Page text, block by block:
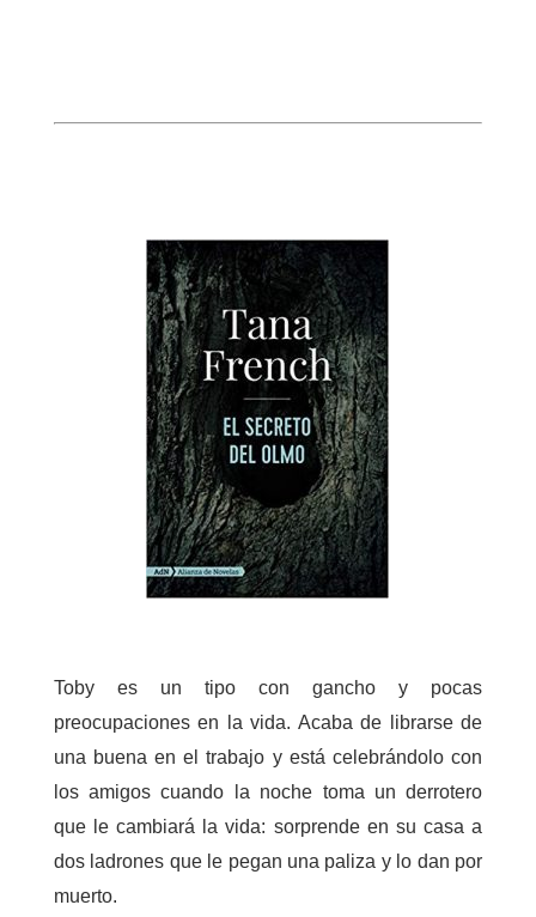
Toby es un tipo con gancho y pocas
preocupaciones en la vida. Acaba de librarse de
una buena en el trabajo y está celebrándolo con
los amigos cuando la noche toma un derrotero
que le cambiará la vida: sorprende en su casa a
dos ladrones que le pegan una paliza y lo dan por
muerto.